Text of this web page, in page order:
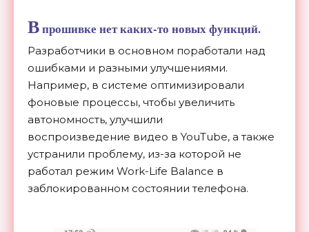
Впрошивке нет каких-то новых функций.
Разработчики в основном поработали над
ошибками и разными улучшениями.
Например, в системе оптимизировали
фоновые процессы, чтобы увеличить
автономность, улучшили
воспроизведение видео в YouTube, а также
устранили проблему, из-за которой не
работал режим Work-Life Balance в
заблокированном состоянии телефона.